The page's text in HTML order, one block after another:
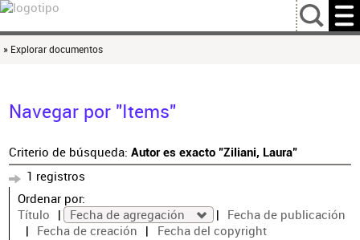
…
» Explorar documentos
Navegar por "Items"
Criterio de búsqueda: Autor es exacto "Ziliani, Laura"
1 registros
Ordenar por:
Título
Fecha de agregación
Fecha de publicación
Fecha de creación
Fecha del copyright